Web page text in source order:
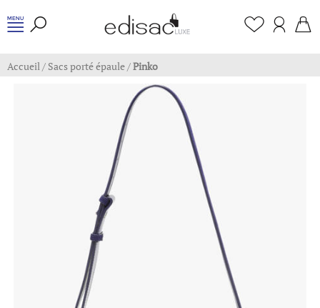
Accueil/ Sacs porté épaule/Pinko